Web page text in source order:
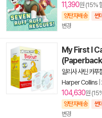
11,390원 (15%
양탄자배송 썬
변경
My First I
알리사 사틴 카푸
Harper Collins
104,630원
양탄자배송 썬
변경